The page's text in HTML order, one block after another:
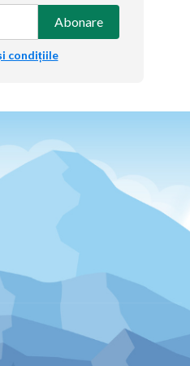
Abonare
condițiile